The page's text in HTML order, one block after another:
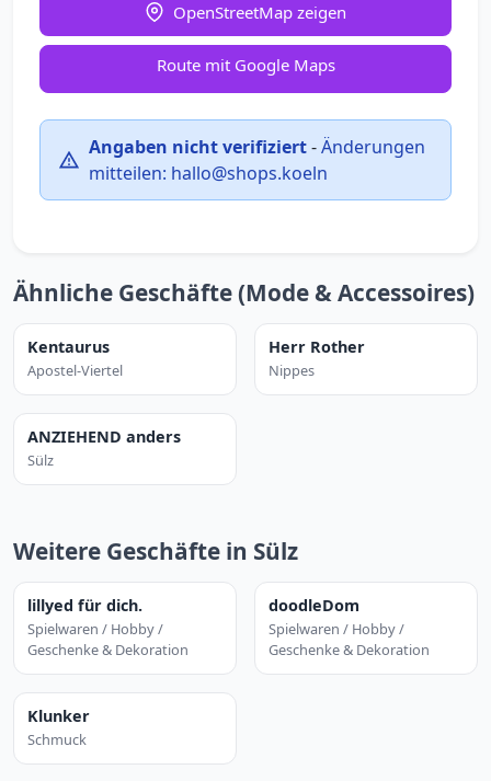
OpenStreetMap zeigen
Route mit Google Maps
Angaben nicht verifiziert-Änderungen
mitteilen: hallo@shops.koeln
Ähnliche Geschäfte (Mode & Accessoires)
Kentaurus
Apostel-Viertel
Herr Rother
Nippes
ANZIEHEND anders
Sülz
Weitere Geschäfte in Sülz
lillyed für dich.
Spielwaren / Hobby /
Geschenke & Dekoration
doodleDom
Spielwaren / Hobby /
Geschenke & Dekoration
Klunker
Schmuck